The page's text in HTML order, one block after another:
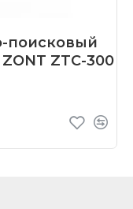
поисковый
ZTC-300